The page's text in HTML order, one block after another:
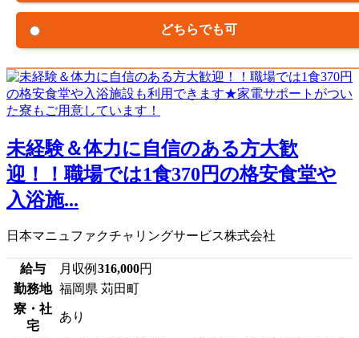
どちらでも可
未経験＆体力に自信のある方大歓
迎！！職場では1食370円の格安食堂や
入浴施...
日本マニュファクチャリングサービス株式会社
給与 月収例 316,000円
勤務地 福岡県 苅田町
寮・社
宅
あり